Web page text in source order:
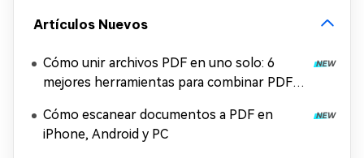
Artículos Nuevos
Cómo unir archivos PDF en uno solo: 6
mejores herramientas para combinar PDF
Cómo escanear documentos a PDF en
iPhone, Android y PC